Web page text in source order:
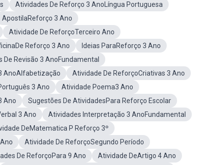
Atividades De Reforço 3 AnoLíngua Portuguesa
ApostilaReforço 3 Ano
Atividade De ReforçoTerceiro Ano
Reforço 3 Ano
Ideias ParaReforço 3 Ano
De Revisão 3 AnoFundamental
AnoAlfabetização
Atividade De ReforçoCriativas 3 Ano
3 Ano
Atividade Poema3 Ano
Ano
Sugestões De AtividadesPara Reforço Escolar
3 Ano
Atividades Interpretação 3 AnoFundamental
DeMatematica P Reforço 3º
Atividade De ReforçoSegundo Período
De ReforçoPara 9 Ano
Atividade DeArtigo 4 Ano